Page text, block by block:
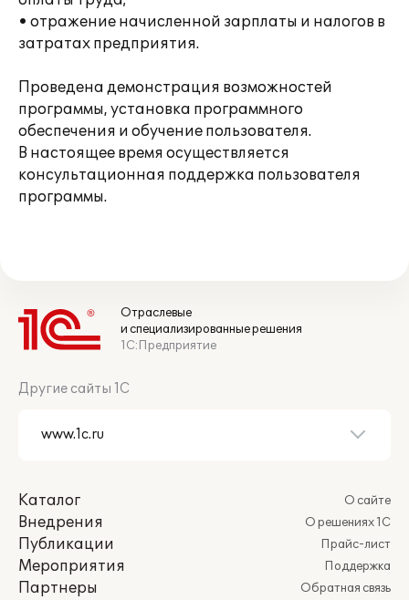
• отражение начисленной зарплаты и налогов в
затратах предприятия.
Проведена демонстрация возможностей
программы, установка программного
обеспечения и обучение пользователя.
В настоящее время осуществляется
консультационная поддержка пользователя
программы.
Отраслевые
и специализированные решения
1С:Предприятие
Другие сайты 1С
Каталог
Внедрения
Публикации
Мероприятия
Партнеры
О сайте
О решениях 1С
Прайс-лист
Поддержка
Обратная связь